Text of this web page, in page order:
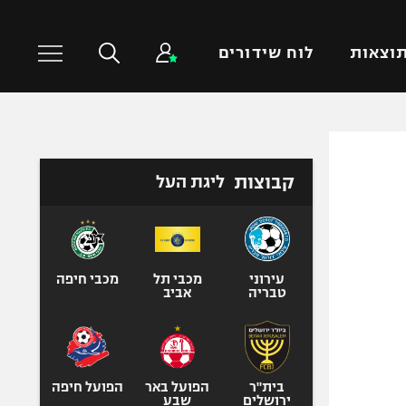
תוצאות לוח שידורים
טניס
כדורעף
ספורט אולימפי
קבוצות ליגת העל
עירוני
טבריה
מכבי תל
אביב
מכבי חיפה
בית"ר
ירושלים
הפועל באר
שבע
הפועל חיפה